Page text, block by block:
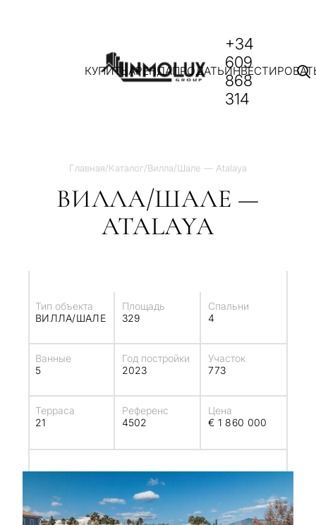
КУПИТЬАРЕНДАПРОДАТЬ
+34
609
868
314
Главная/Каталог/Вилла/Шале — Atalaya
ВИЛЛА/ШАЛЕ —
ATALAYA
Тип объекта
ВИЛЛА/ШАЛЕ
Площадь
329
Спальни
4
Ванные
5
Год постройки
2023
Участок
773
Терраса
21
Референс
4502
Цена
€ 1 860 000